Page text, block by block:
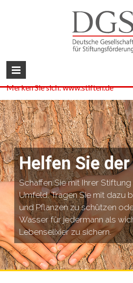
Merken Sie sich: www.stiften.de
Helfen Sie
Schaffen Sie mit Ihrer
Umfeld. Tragen Sie mit dazu
und Pflanzen zu schützen
Wasser für jedermann als
Lebenselixier zu sichern.